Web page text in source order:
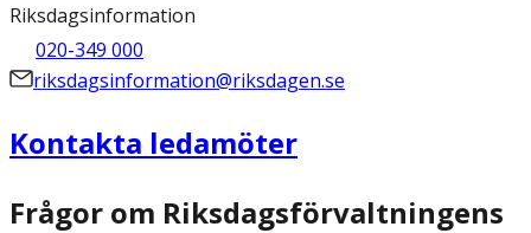
Riksdagsinformation
020-349 000
riksdagsinformation@riksdagen.se
Kontakta ledamöter
Frågor om Riksdagsförvaltningens